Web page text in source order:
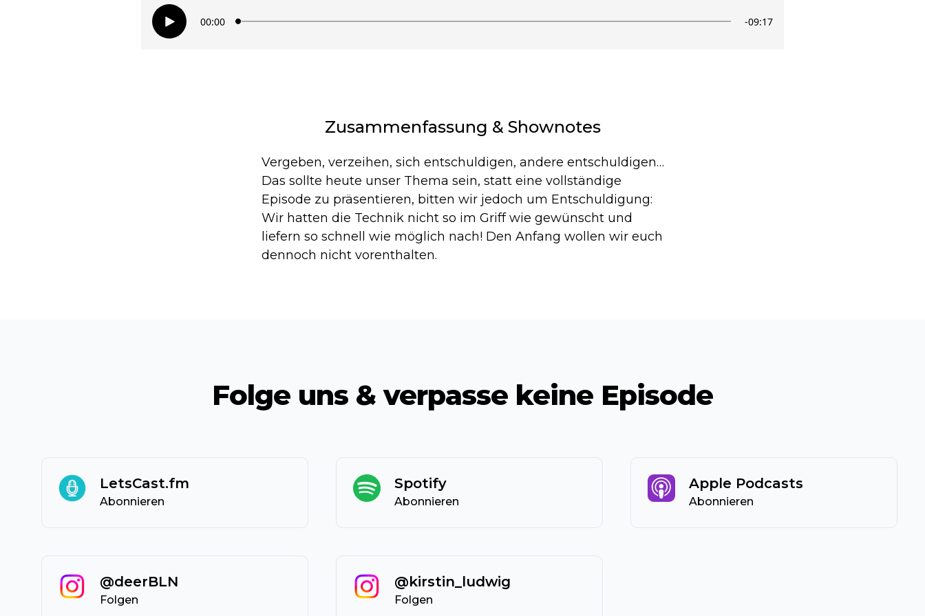
Zusammenfassung & Shownotes
Vergeben, verzeihen, sich entschuldigen, andere entschuldigen…
Das sollte heute unser Thema sein, statt eine vollständige
Episode zu präsentieren, bitten wir jedoch um Entschuldigung:
Wir hatten die Technik nicht so im Griff wie gewünscht und
liefern so schnell wie möglich nach! Den Anfang wollen wir euch
dennoch nicht vorenthalten.
Folge uns & verpasse keine Episode
LetsCast.fm
Abonnieren
Spotify
Abonnieren
Apple Podcasts
Abonnieren
@deerBLN
Folgen
@kirstin_ludwig
Folgen